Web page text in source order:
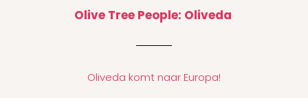
Olive Tree People: Oliveda
Oliveda komt naar Europa!